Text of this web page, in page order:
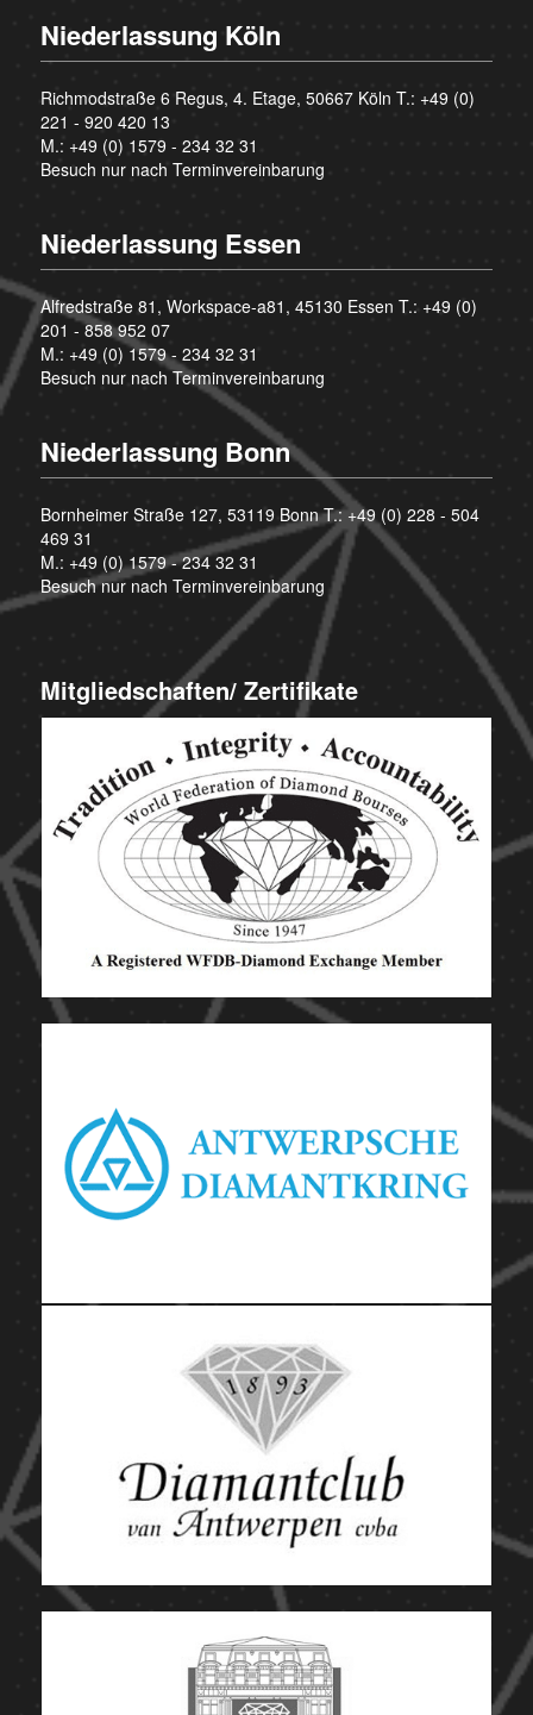
Niederlassung Köln
Richmodstraße 6 Regus, 4. Etage, 50667 Köln T.: +49 (0)
221 - 920 420 13
M.: +49 (0) 1579 - 234 32 31
Besuch nur nach Terminvereinbarung
Niederlassung Essen
Alfredstraße 81, Workspace-a81, 45130 Essen T.: +49 (0)
201 - 858 952 07
M.: +49 (0) 1579 - 234 32 31
Besuch nur nach Terminvereinbarung
Niederlassung Bonn
Bornheimer Straße 127, 53119 Bonn T.:+49 (0) 228 - 504
469 31
M.: +49 (0) 1579 - 234 32 31
Besuch nur nach Terminvereinbarung
Mitgliedschaften/ Zertifikate